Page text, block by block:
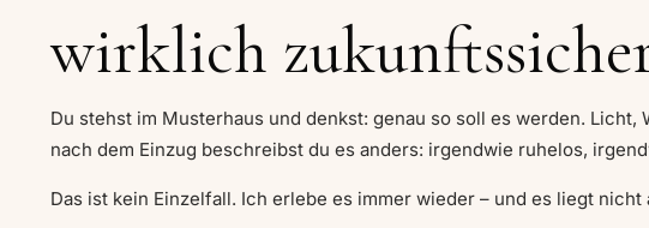
wirklich
Du stehst im Musterhaus und denkst: genau so soll es werden.
nach dem Einzug beschreibst du es anders: irgendwie ruhelos,
Das ist kein Einzelfall. Ich erlebe es immer wieder – und es liegt